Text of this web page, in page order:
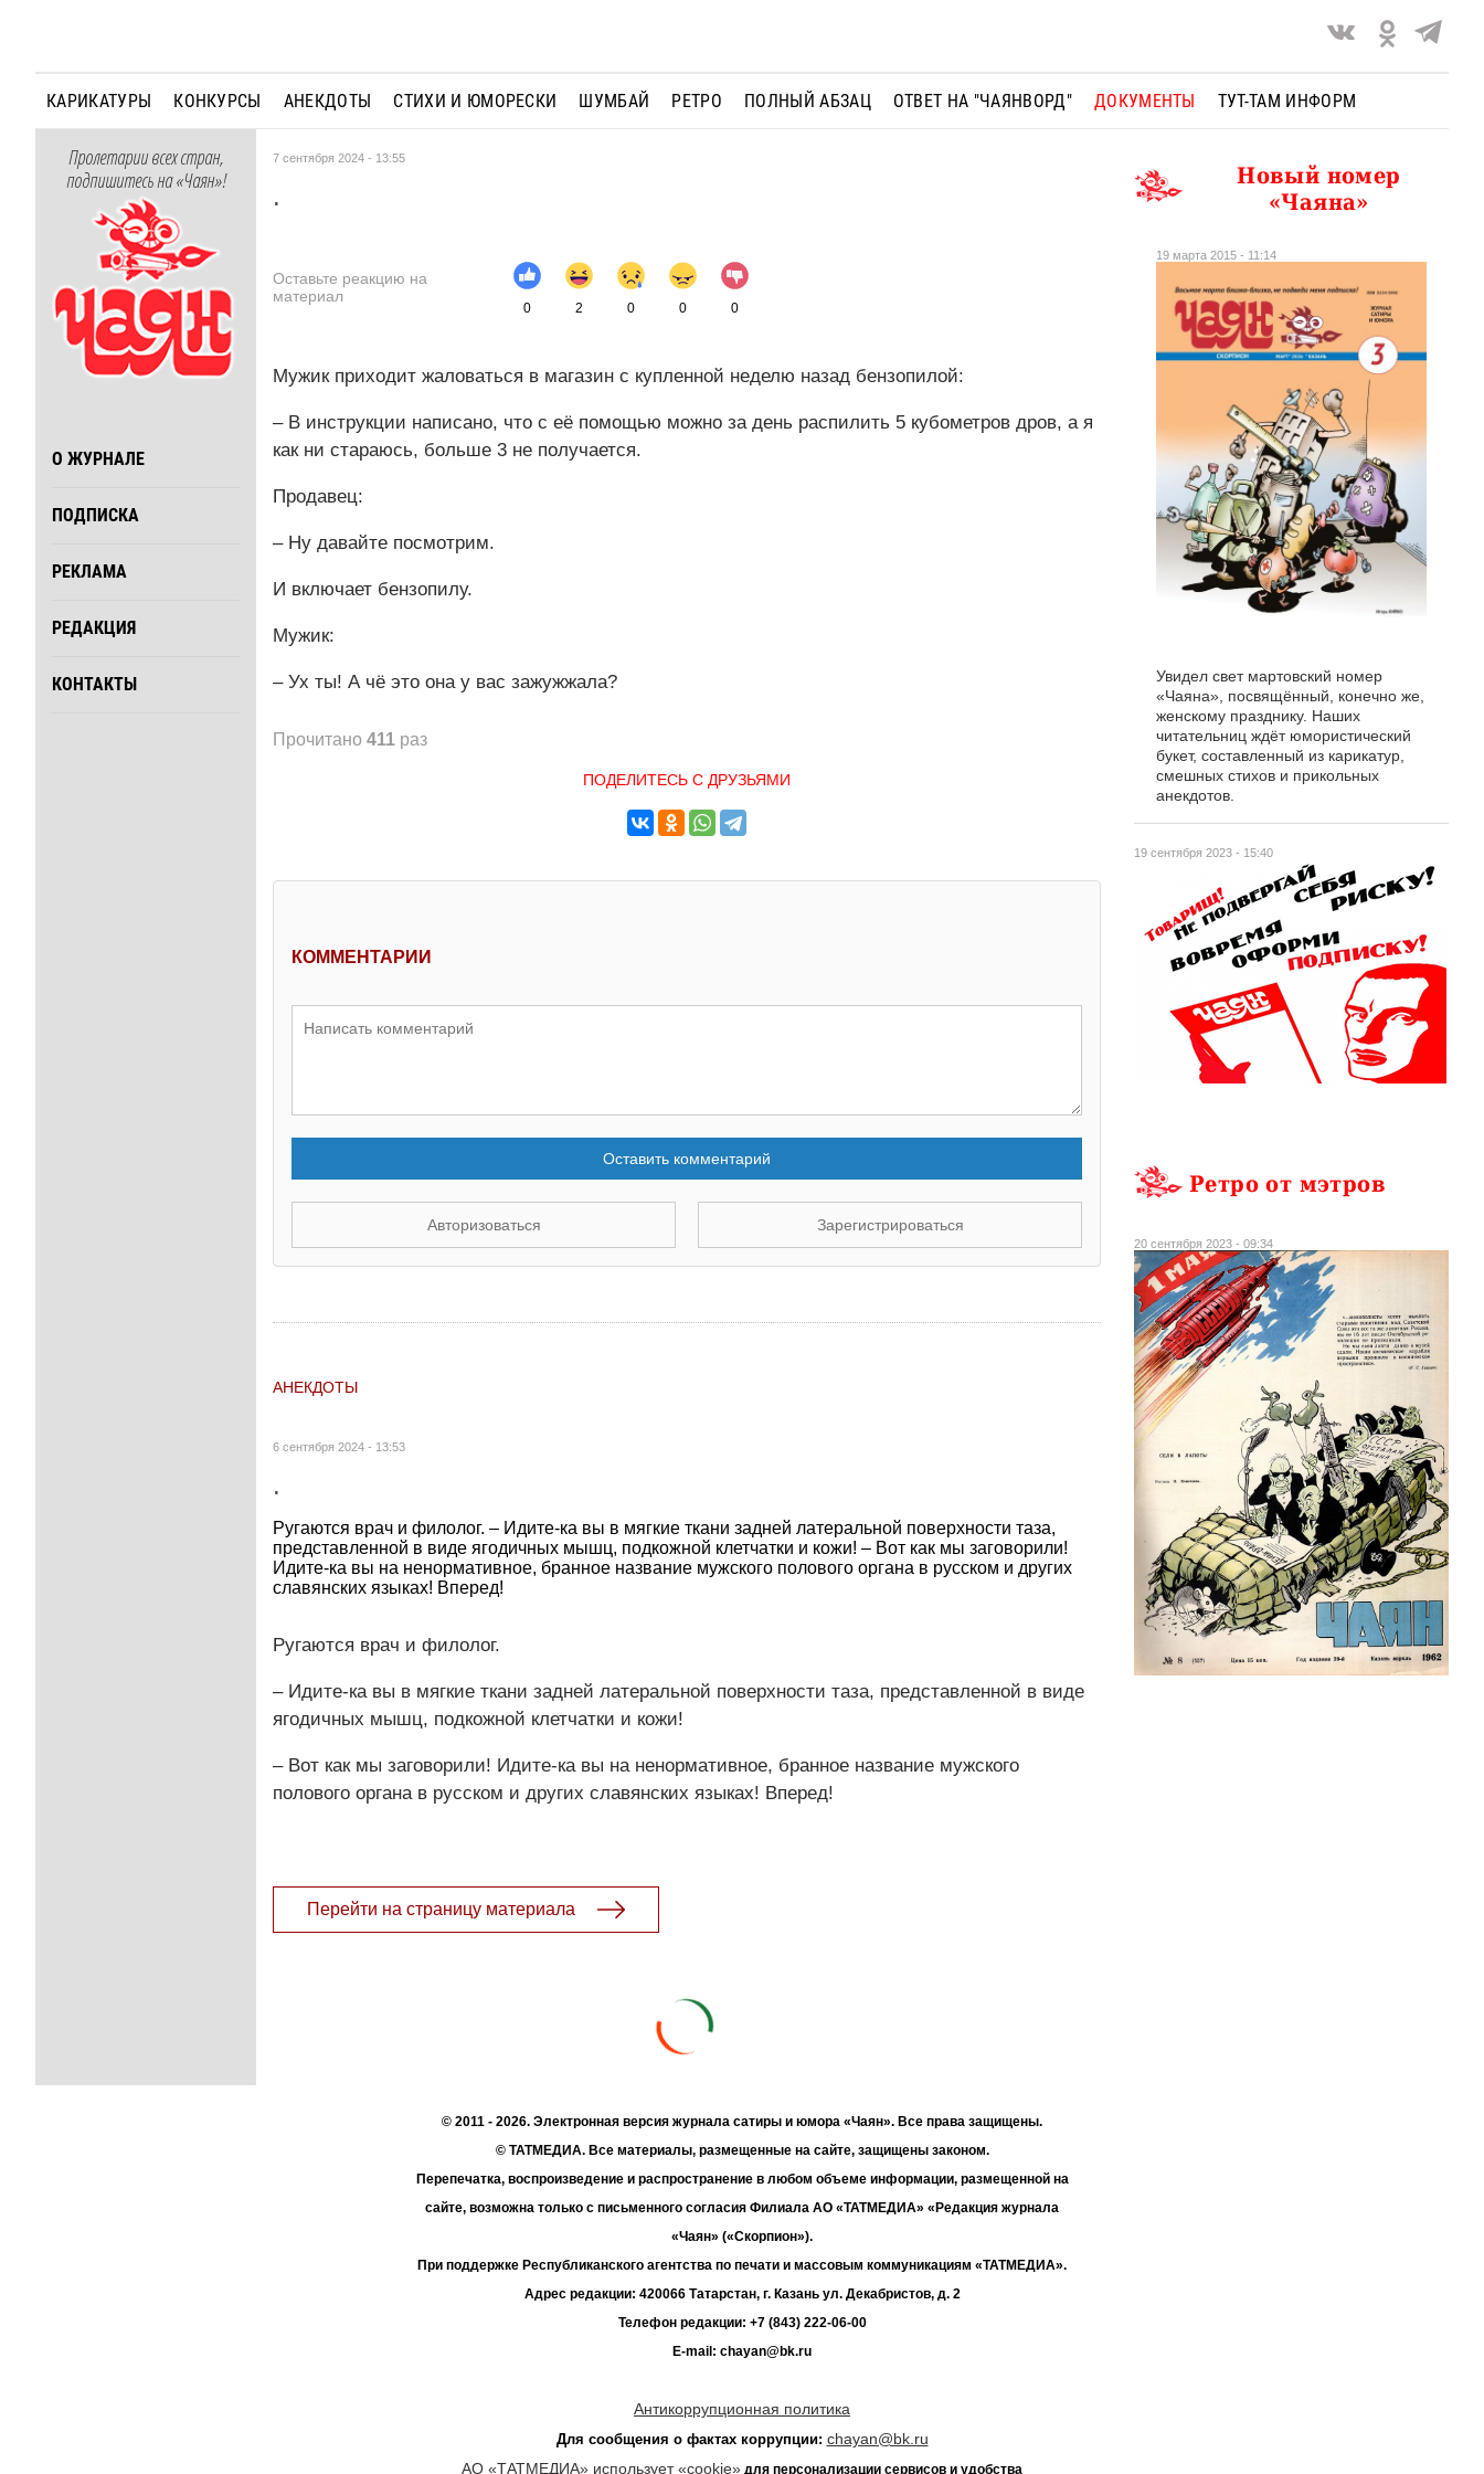
КАРИКАТУРЫ КОНКУРСЫ АНЕКДОТЫ СТИХИ И ЮМОРЕСКИ ШУМБАЙ РЕТРО ПОЛНЫЙ АБЗАЦ ОТВЕТ НА "ЧАЯНВОРД" ДОКУМЕНТЫ ТУТ-ТАМ ИНФОРМ
Пролетарии всех стран,
подпишитесь на «Чаян»!
О ЖУРНАЛЕ
ПОДПИСКА
РЕКЛАМА
РЕДАКЦИЯ
КОНТАКТЫ
7 сентября 2024 - 13:55
.
Оставьте реакцию на
материал
0 2 0 0 0
Мужик приходит жаловаться в магазин с купленной неделю назад бензопилой:
– В инструкции написано, что с её помощью можно за день распилить 5 кубометров дров, а я
как ни стараюсь, больше 3 не получается.
Продавец:
– Ну давайте посмотрим.
И включает бензопилу.
Мужик:
– Ух ты! А чё это она у вас зажужжала?
Прочитано 411 раз
ПОДЕЛИТЕСЬ С ДРУЗЬЯМИ
КОММЕНТАРИИ
Оставить комментарий
Авторизоваться Зарегистрироваться
АНЕКДОТЫ
6 сентября 2024 - 13:53
.
Ругаются врач и филолог. – Идите-ка вы в мягкие ткани задней латеральной поверхности таза,
представленной в виде ягодичных мышц, подкожной клетчатки и кожи! – Вот как мы заговорили!
Идите-ка вы на ненормативное, бранное название мужского полового органа в русском и других
славянских языках! Вперед!
Ругаются врач и филолог.
– Идите-ка вы в мягкие ткани задней латеральной поверхности таза, представленной в виде
ягодичных мышц, подкожной клетчатки и кожи!
– Вот как мы заговорили! Идите-ка вы на ненормативное, бранное название мужского
полового органа в русском и других славянских языках! Вперед!
Перейти на страницу материала
19 сентября 2023 - 15:40
Новый номер
«Чаяна»
19 марта 2015 - 11:14
Увидел свет мартовский номер
«Чаяна», посвящённый, конечно же,
женскому празднику. Наших
читательниц ждёт юмористический
букет, составленный из карикатур,
смешных стихов и прикольных
анекдотов.
Ретро от мэтров
20 сентября 2023 - 09:34
© 2011 - 2026. Электронная версия журнала сатиры и юмора «Чаян». Все права защищены.
© ТАТМЕДИА. Все материалы, размещенные на сайте, защищены законом.
Перепечатка, воспроизведение и распространение в любом объеме информации, размещенной на
сайте, возможна только с письменного согласия Филиала АО «ТАТМЕДИА» «Редакция журнала
«Чаян» («Скорпион»).
При поддержке Республиканского агентства по печати и массовым коммуникациям «ТАТМЕДИА».
Адрес редакции: 420066 Татарстан, г. Казань ул. Декабристов, д. 2
Телефон редакции: +7 (843) 222-06-00
E-mail: chayan@bk.ru
Антикоррупционная политика
Для сообщения о фактах коррупции: chayan@bk.ru
АО «ТАТМЕДИА» использует «cookie» для персонализации сервисов и удобства